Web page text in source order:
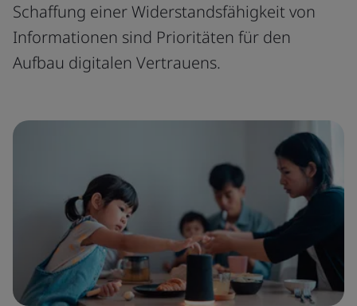
Schaffung einer Widerstandsfähigkeit von
Informationen sind Prioritäten für den
Aufbau digitalen Vertrauens.